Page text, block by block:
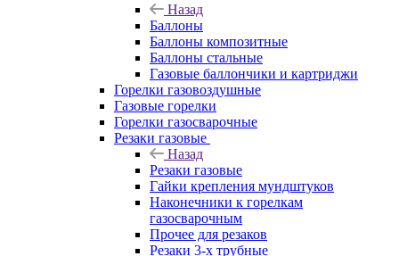
Назад
Баллоны
Баллоны композитные
Баллоны стальные
Газовые баллончики и картриджи
Горелки газовоздушные
Газовые горелки
Горелки газосварочные
Резаки газовые
Назад
Резаки газовые
Гайки крепления мундштуков
Наконечники к горелкам
газосварочным
Прочее для резаков
Резаки 3-х трубные